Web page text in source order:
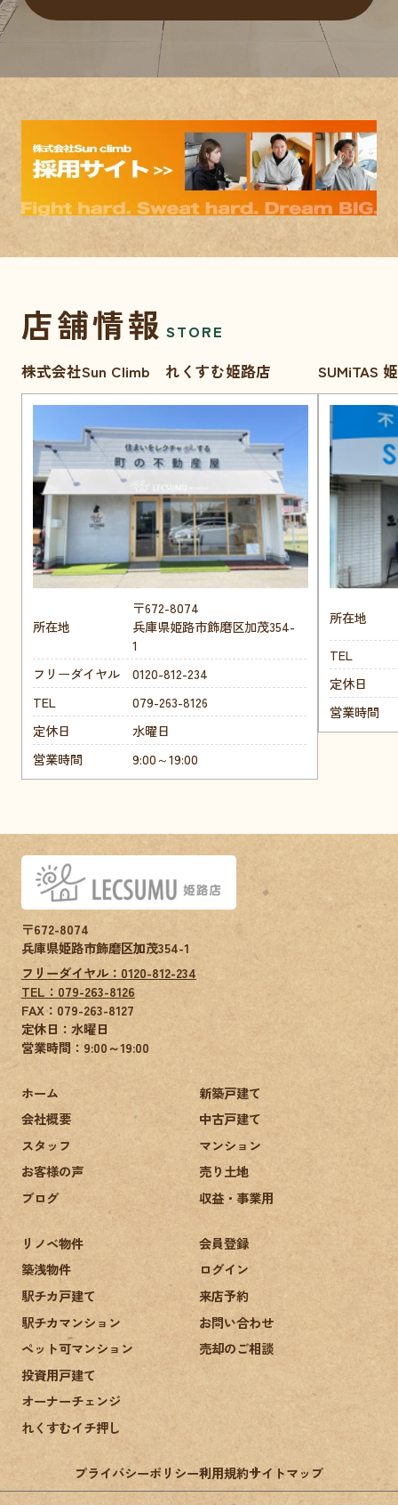
店舗情報 STORE
株式会社Sun Climb れくすむ姫路店
所在地
〒672-8074
兵庫県姫路市飾磨区加茂354-
1
フリーダイヤル
0120-812-234
TEL
079-263-8126
定休日
水曜日
営業時間
9:00～19:00
SUMiTAS
所在地
TEL
定休日
営業時間
〒672-8074
兵庫県姫路市飾磨区加茂354-1
フリーダイヤル：0120-812-234
TEL：079-263-8126
FAX： 079-263-8127
定休日：水曜日
営業時間：9:00～19:00
ホーム
会社概要
スタッフ
お客様の声
ブログ
新築戸建て
中古戸建て
マンション
売り土地
収益・事業用
リノベ物件
築浅物件
駅チカ戸建て
駅チカマンション
ペット可マンション
投資用戸建て
オーナーチェンジ
れくすむイチ押し
会員登録
ログイン
来店予約
お問い合わせ
売却のご相談
プライバシーポリシー利用規約サイトマップ